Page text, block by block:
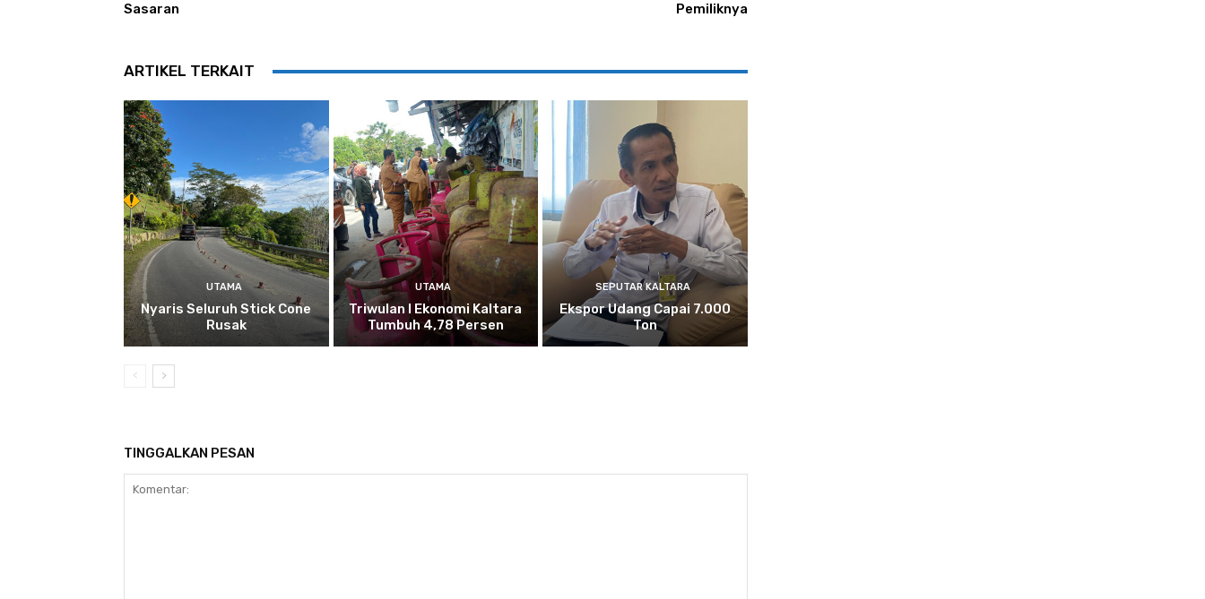
Sasaran
Pemiliknya
ARTIKEL TERKAIT
UTAMA
Nyaris Seluruh Stick Cone
Rusak
UTAMA
Triwulan I Ekonomi Kaltara
Tumbuh 4,78 Persen
SEPUTAR KALTARA
Ekspor Udang Capai 7.000
Ton
TINGGALKAN PESAN